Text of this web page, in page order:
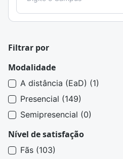
Filtrar por
Modalidade
A distância (EaD) (1)
Presencial (149)
Semipresencial (0)
Nível de satisfação
Fãs (103)